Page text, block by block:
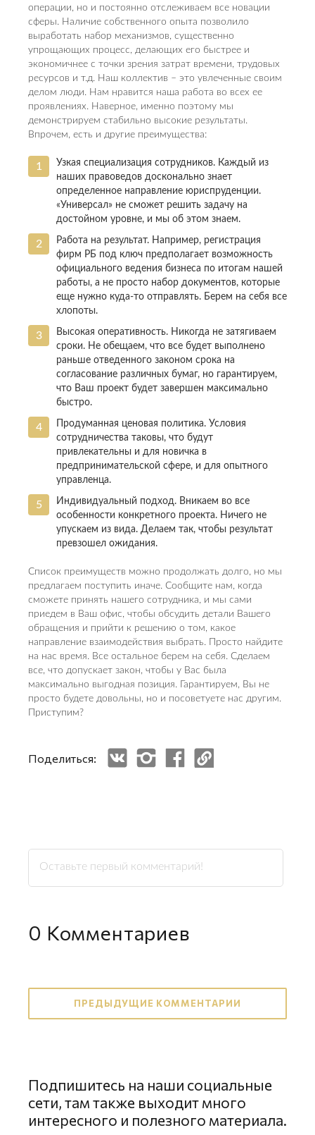
операции, но и постоянно отслеживаем все новации
сферы. Наличие собственного опыта позволило
выработать набор механизмов, существенно
упрощающих процесс, делающих его быстрее и
экономичнее с точки зрения затрат времени, трудовых
ресурсов и т.д. Наш коллектив – это увлеченные своим
делом люди. Нам нравится наша работа во всех ее
проявлениях. Наверное, именно поэтому мы
демонстрируем стабильно высокие результаты.
Впрочем, есть и другие преимущества:
Узкая специализация сотрудников. Каждый из
наших правоведов досконально знает
определенное направление юриспруденции.
«Универсал» не сможет решить задачу на
достойном уровне, и мы об этом знаем.
Работа на результат. Например, регистрация
фирм РБ под ключ предполагает возможность
официального ведения бизнеса по итогам нашей
работы, а не просто набор документов, которые
еще нужно куда-то отправлять. Берем на себя все
хлопоты.
Высокая оперативность. Никогда не затягиваем
сроки. Не обещаем, что все будет выполнено
раньше отведенного законом срока на
согласование различных бумаг, но гарантируем,
что Ваш проект будет завершен максимально
быстро.
Продуманная ценовая политика. Условия
сотрудничества таковы, что будут
привлекательны и для новичка в
предпринимательской сфере, и для опытного
управленца.
Индивидуальный подход. Вникаем во все
особенности конкретного проекта. Ничего не
упускаем из вида. Делаем так, чтобы результат
превзошел ожидания.
Список преимуществ можно продолжать долго, но мы
предлагаем поступить иначе. Сообщите нам, когда
сможете принять нашего сотрудника, и мы сами
приедем в Ваш офис, чтобы обсудить детали Вашего
обращения и прийти к решению о том, какое
направление взаимодействия выбрать. Просто найдите
на нас время. Все остальное берем на себя. Сделаем
все, что допускает закон, чтобы у Вас была
максимально выгодная позиция. Гарантируем, Вы не
просто будете довольны, но и посоветуете нас другим.
Приступим?
Поделиться:
0 Комментариев
ПРЕДЫДУЩИЕ КОММЕНТАРИИ
Подпишитесь на наши социальные
сети, там также выходит много
интересного и полезного материала.